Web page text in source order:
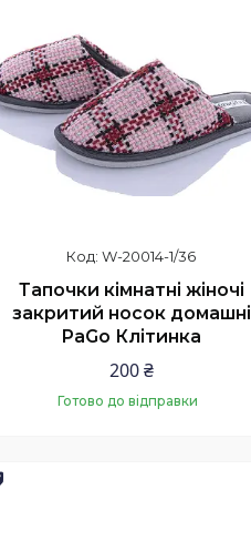
W-20014-1/36
Тапочки кімнатні жіночі
закритий носок домашні
PaGo Клітинка
200 ₴
Готово до відправки